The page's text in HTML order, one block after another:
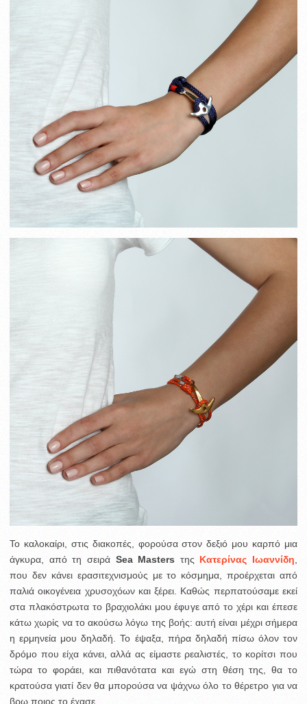
Το καλοκαίρι, στις διακοπές, φορούσα στον δεξιό μου καρπό μια
άγκυρα, από τη σειρά Sea Masters της Κατερίνας Ιωαννίδη
που δεν κάνει ερασιτεχνισμούς με το κόσμημα, προέρχεται από
παλιά οικογένεια χρυσοχόων και ξέρει. Καθώς περπατούσαμε εκεί
στα πλακόστρωτα το βραχιολάκι μου έφυγε από το χέρι και έπεσε
κάτω χωρίς να το ακούσω λόγω της βοής: αυτή είναι μέχρι σήμερα
η ερμηνεία μου δηλαδή. Το έψαξα, πήρα δηλαδή πίσω όλον τον
δρόμο που είχα κάνει, αλλά ας είμαστε ρεαλιστές, το κορίτσι που
τώρα το φοράει, και πιθανότατα και εγώ στη θέση της, θα το
κρατούσα γιατί δεν θα μπορούσα να ψάχνω όλο το θέρετρο για να
βρω ποιος το έχασε.